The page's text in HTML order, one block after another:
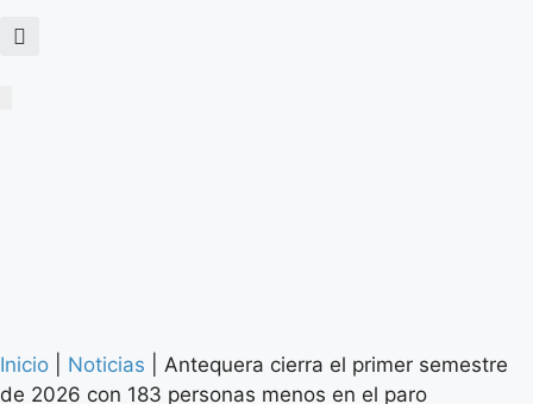
Inicio Noticias
Antequera cierra el primer semestre
de 2026 con 183 personas menos en el paro